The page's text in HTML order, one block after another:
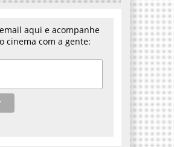
aqui e acompanhe
cinema com a gente: